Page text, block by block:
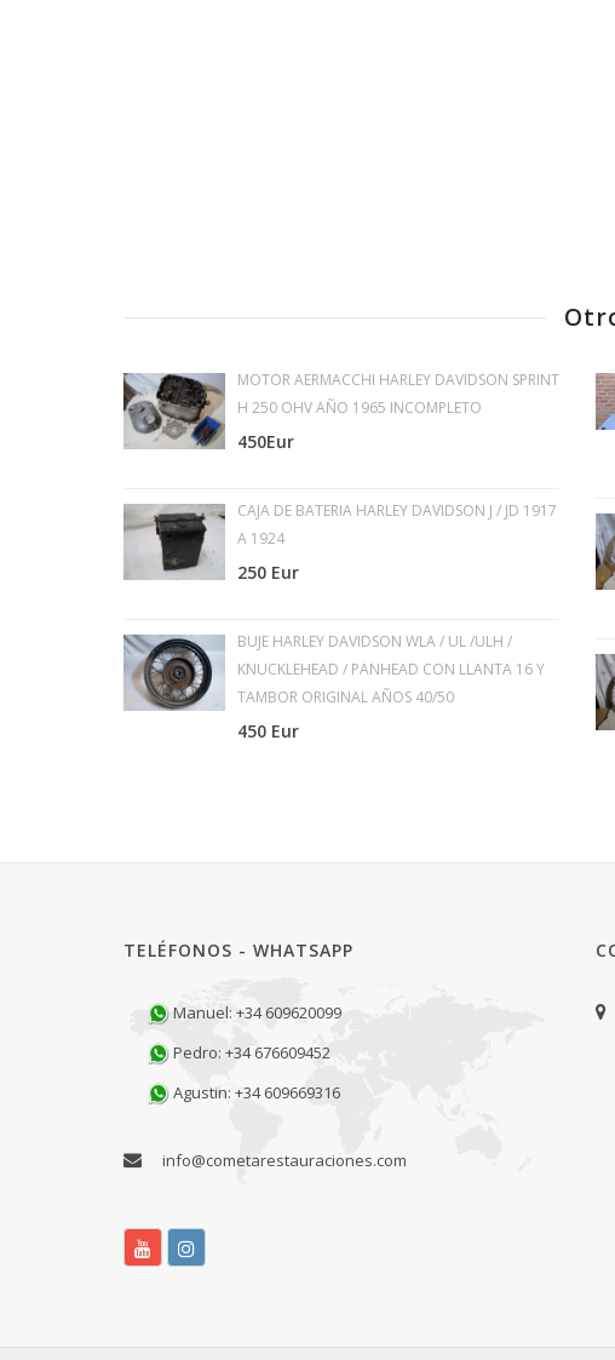
MOTOR AERMACCHI HARLEY DAVIDSON SPRINT
H 250 OHV AÑO 1965 INCOMPLETO
450Eur
CAJA DE BATERIA HARLEY DAVIDSON J / JD 1917
A 1924
250 Eur
BUJE HARLEY DAVIDSON WLA / UL /ULH /
KNUCKLEHEAD / PANHEAD CON LLANTA 16 Y
TAMBOR ORIGINAL AÑOS 40/50
450 Eur
TELÉFONOS - WHATSAPP
Manuel: +34 609620099
Pedro: +34 676609452
Agustin: +34 609669316
info@cometarestauraciones.com